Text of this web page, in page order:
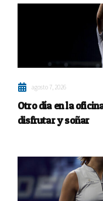
agosto 7, 2026
Otro día en la
disfrutar y soñar